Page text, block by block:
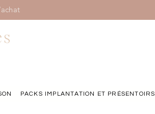
PACKS IMPLANTATION ET PRÉSENTOIRS